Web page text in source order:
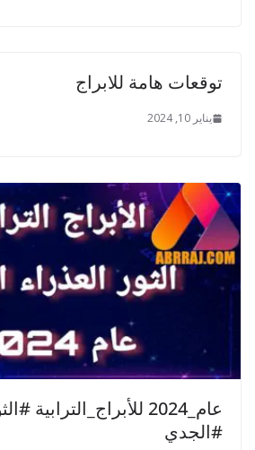
توقعات هامة للابراج
يناير 10, 2024
عام_2024
#الجدي